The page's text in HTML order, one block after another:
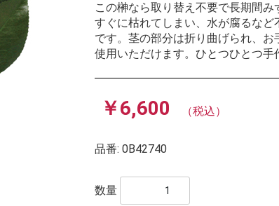
この榊なら取り替え不要で長期間
すぐに枯れてしまい、水が腐るな
です。茎の部分は折り曲げられ、
使用いただけます。ひとつひとつ手
￥6,600 （税込）
品番: 0B42740
数量